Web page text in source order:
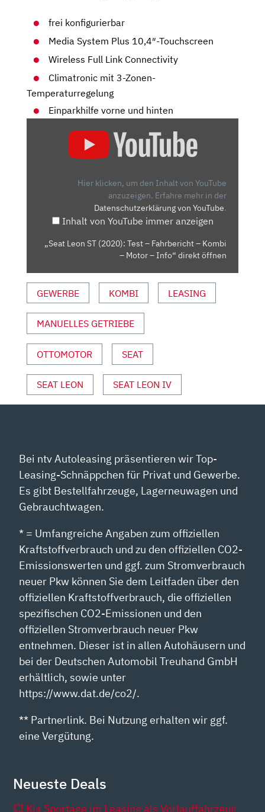
frei konfigurierbar
Media System Plus 10,4″-Touchscreen
Wireless Full Link Connectivity
Climatronic mit 3-Zonen-
Temperaturregelung
Einparkhilfe vorne und hinten
KOMBI
–
INFO“
YOUTUBE
ANZEIGEN
Hier klicken, um den Inhalt von YouTube
anzuzeigen. Erfahre mehr in der
Datenschutzerklärung von YouTube.
Inhalt von YouTube immer anzeigen
„Seat Leon ST (2020): Test – Fahrbericht – Kombi
– Motor – Info“ direkt öffnen
GEWERBE KOMBI LEASING
MANUELLES GETRIEBE
OTTOMOTOR SEAT
SEAT LEON SEAT LEON IV
Bei ntv Autoleasing präsentieren wir Top-
Leasing-Schnäppchen für Privat und Gewerbe.
Es gibt Bestellfahrzeuge, Lagerneuwagen und
Gebrauchtwagen.
* = Umfangreiche Angaben zum offiziellen
Kraftstoffverbrauch und zu den offiziellen CO2-
Emissionswerten und ggf. zum Stromverbrauch
neuer Pkw können Sie dem Leitfaden über den
offiziellen Kraftstoffverbrauch, die offiziellen
spezifischen CO2-Emissionen und den
offiziellen Stromverbrauch neuer Pkw
entnehmen. Dieser ist in allen Autohäusern und
bei der Deutschen Automobil Treuhand GmbH
erhältlich, sowie unter
https://www.dat.de/co2/.
** Partnerlink. Bei Nutzung erhalten wir ggf.
eine Vergütung.
Neueste Deals
💥 Kia Sportage im Leasing als Vorlauffahrzeug